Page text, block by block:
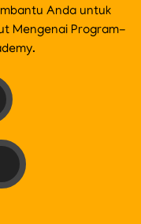
Anda untuk
Mengenai Program-